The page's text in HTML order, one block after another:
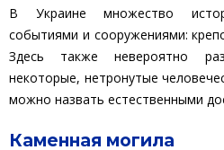
В Украине множество
событиями и сооружениями:
Здесь также невероятно
некоторые, нетронутые
можно назвать естественными
Каменная могила